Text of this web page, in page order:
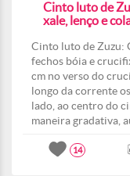
Cinto luto de
xale, lenço e
Cinto luto de Zuzu:
fechos bóia e
cm no verso do
longo da corrente
lado, ao centro do
maneira gradativa,
14